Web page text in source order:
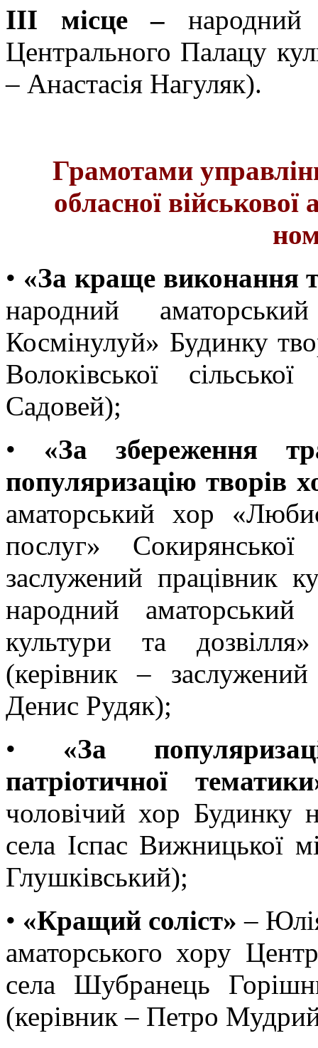
ІІІ місце –
Центрального Палацу
– Анастасія Нагуляк).
Грамотами
обласної військової
• «За краще виконання
народний
Космінулуй» Будинку
Волоківської
Садовей);
• «За збереження
популяризацію творів
аматорський хор
послуг»
заслужений працівник
народний
культури та
(керівник –
Денис Рудяк);
• «За
патріотичної
чоловічий хор Будинку
села Іспас Вижницької
Глушківський);
• «Кращий соліст» –
аматорського хору
села Шубранець
(керівник – Петро